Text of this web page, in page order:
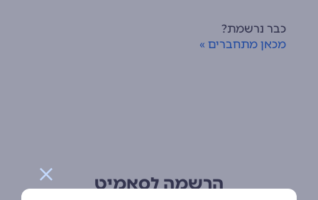
כבר נרשמת?
מכאן מתחברים »
הרשמה לסאמיט